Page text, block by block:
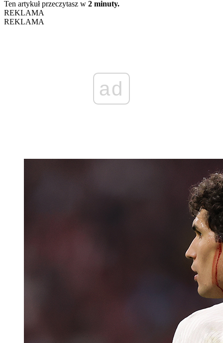
Ten artykuł przeczytasz w 2 minuty.
REKLAMA
REKLAMA
ad